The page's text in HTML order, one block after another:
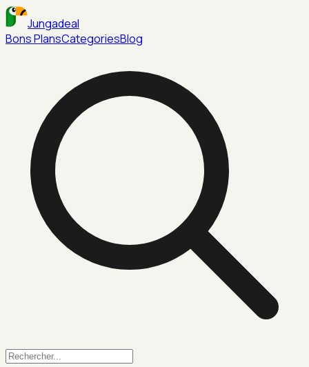
Jungadeal
Bons PlansCategoriesBlog